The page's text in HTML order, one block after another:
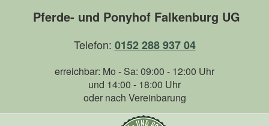
Pferde- und Ponyhof Falkenburg UG
Telefon: 0152 288 937 04
erreichbar: Mo - Sa: 09:00 - 12:00 Uhr
und 14:00 - 18:00 Uhr
oder nach Vereinbarung